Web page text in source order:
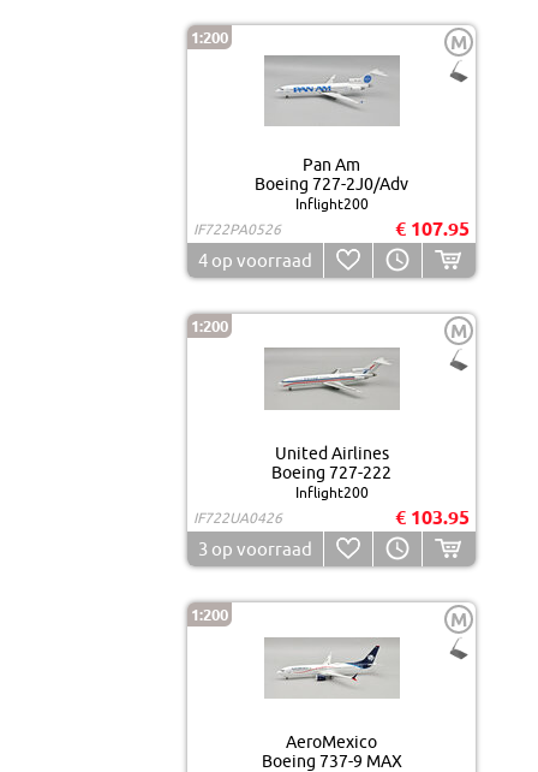
1:200 M
Pan Am
Boeing 727-2J0/Adv
Inflight200
IF722PA0526
€ 107.95
4 op voorraad
1:200 M
United Airlines
Boeing 727-222
Inflight200
IF722UA0426
€ 103.95
3 op voorraad
1:200 M
AeroMexico
Boeing 737-9 MAX